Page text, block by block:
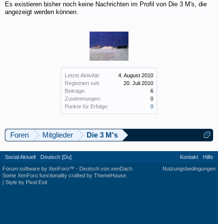
Letzte Aktivität:
4. August 2010
Registriert seit:
20. Juli 2010
Beiträge:
6
Zustimmungen:
0
Punkte für Erfolge:
0
Es existieren bisher noch keine Nachrichten im Profil von Die 3 M's, die
angezeigt werden können.
Foren Mitglieder Die 3 M's
Social Aktuell Deutsch [Du] Kontakt
Hilfe
Nutzungsbedingungen
Forum software by XenForo™ - Deutsch von xenDach
Some XenForo functionality crafted by ThemeHouse
| Style by Pixel Exit